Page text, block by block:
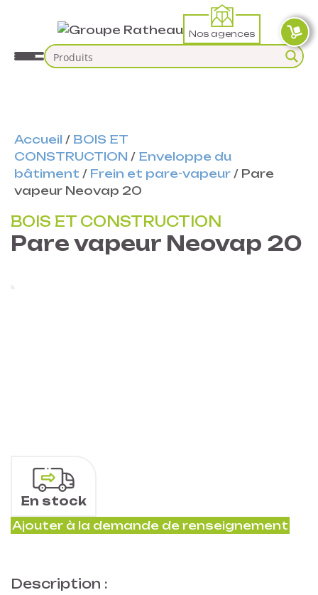
Nos agences
Accueil / BOIS ET
CONSTRUCTION / Enveloppe du
bâtiment / Frein et pare-vapeur / Pare
vapeur Neovap 20
BOIS ET CONSTRUCTION
Pare vapeur Neovap 20
En stock
Ajouter à la demande de renseignement
Description :